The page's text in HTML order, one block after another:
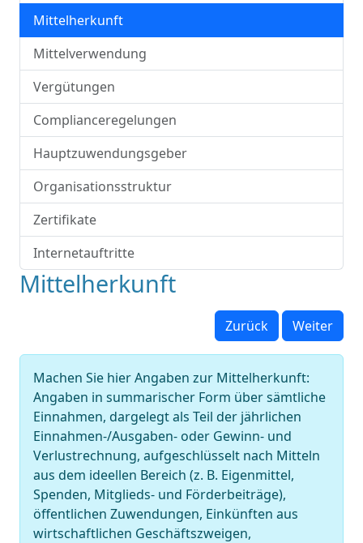
Mittelherkunft
Mittelverwendung
Vergütungen
Complianceregelungen
Hauptzuwendungsgeber
Organisationsstruktur
Zertifikate
Internetauftritte
Mittelherkunft
Zurück Weiter
Machen Sie hier Angaben zur Mittelherkunft:
Angaben in summarischer Form über sämtliche
Einnahmen, dargelegt als Teil der jährlichen
Einnahmen-/Ausgaben- oder Gewinn- und
Verlustrechnung, aufgeschlüsselt nach Mitteln
aus dem ideellen Bereich (z. B. Eigenmittel,
Spenden, Mitglieds- und Förderbeiträge),
öffentlichen Zuwendungen, Einkünften aus
wirtschaftlichen Geschäftszweigen,